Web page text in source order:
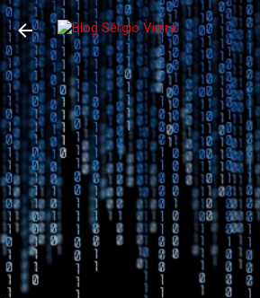
Pular para o conteúdo